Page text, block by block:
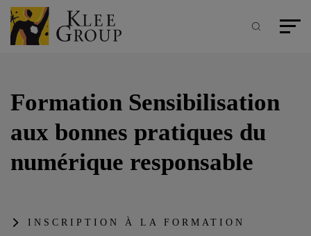
Aller
au
contenu
principal
Recherche
Menu
Formation Sensibilisation
aux bonnes pratiques du
numérique responsable
INSCRIPTION À LA FORMATION